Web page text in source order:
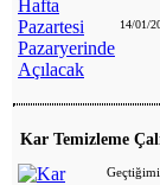
14/01/
Kar Temizleme